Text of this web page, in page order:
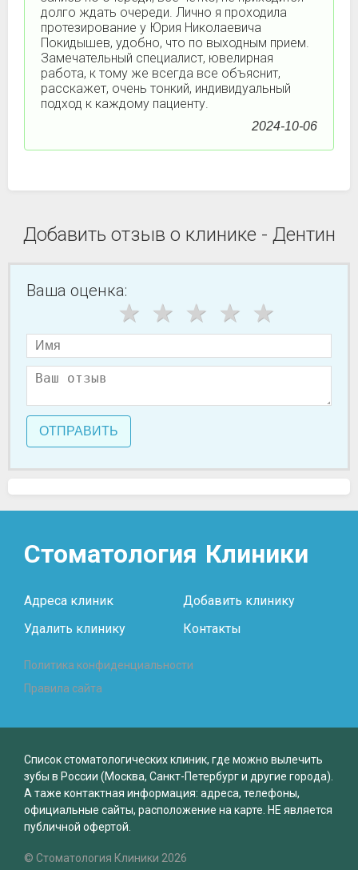
долго ждать очереди. Лично я проходила
протезирование у Юрия Николаевича
Покидышев, удобно, что по выходным прием.
Замечательный специалист, ювелирная
работа, к тому же всегда все объяснит,
расскажет, очень тонкий, индивидуальный
подход к каждому пациенту.
2024-10-06
Добавить отзыв о клинике - Дентин
Ваша оценка:
ОТПРАВИТЬ
Стоматология Клиники
Адреса клиник
Добавить клинику
Удалить клинику
Контакты
Политика конфиденциальности
Правила сайта
Список стоматологических клиник, где можно вылечить
зубы в России (Москва, Санкт-Петербург и другие города).
А таже контактная информация: адреса, телефоны,
официальные сайты, расположение на карте. НЕ является
публичной офертой.
© Стоматология Клиники 2026